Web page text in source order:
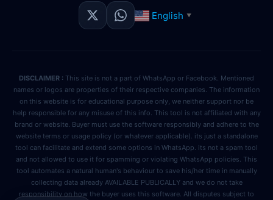
English ▼
DISCLAIMER : This site is not a part of WhatsApp or Facebook. Mentioned
names or logos are properties of their respective companies. The information
on this website is for educational purpose only, we neither support nor be
help responsible for any misuse of this info. This tool is not affiliated with any
brand or website. Buyer must use the software responsibly and adhere to the
website terms or usage policy (or whatever applicable). its just a standalone
tool can facilitate and extend some options in WhatsApp. its not a spam tool
and not allowed to use it for spamming or violating WhatsApp policies. This
tool automates a natural human's behaviour to save his/her time in manually
collecting data already AVAILABLE PUBLICALLY and we do not take
responsibility on how the buyer uses this software. All disputes subject to